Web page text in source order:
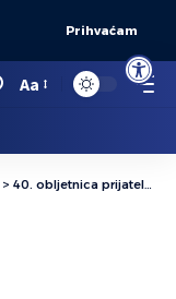
Open
Prihvaćam
Aa
> 40. obljetnica prijateljstva